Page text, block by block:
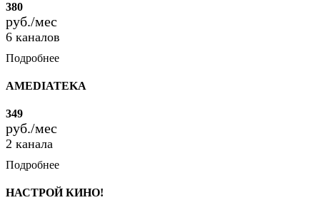
380
руб./мес
6 каналов
Подробнее
AMEDIATEKA
349
руб./мес
2 канала
Подробнее
НАСТРОЙ КИНО!